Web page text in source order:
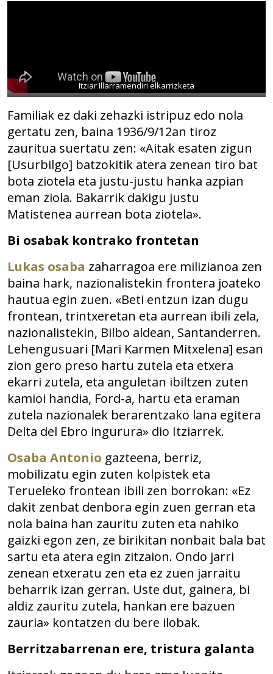
Itziar Illarramendiri elkarrizketa
Familiak ez daki zehazki istripuz edo nola
gertatu zen, baina 1936/9/12an tiroz
zauritua suertatu zen: «Aitak esaten zigun
[Usurbilgo] batzokitik atera zenean tiro bat
bota ziotela eta justu-justu hanka azpian
eman ziola. Bakarrik dakigu justu
Matistenea aurrean bota ziotela».
Bi osabak kontrako frontetan
Lukas osaba zaharragoa ere milizianoa zen
baina hark, nazionalistekin frontera joateko
hautua egin zuen. «Beti entzun izan dugu
frontean, trintxeretan eta aurrean ibili zela,
nazionalistekin, Bilbo aldean, Santanderren.
Lehengusuari [Mari Karmen Mitxelena] esan
zion gero preso hartu zutela eta etxera
ekarri zutela, eta anguletan ibiltzen zuten
kamioi handia, Ford-a, hartu eta eraman
zutela nazionalek berarentzako lana egitera
Delta del Ebro ingurura» dio Itziarrek.
Osaba Antonio gazteena, berriz,
mobilizatu egin zuten kolpistek eta
Terueleko frontean ibili zen borrokan: «Ez
dakit zenbat denbora egin zuen gerran eta
nola baina han zauritu zuten eta nahiko
gaizki egon zen, ze birikitan nonbait bala bat
sartu eta atera egin zitzaion. Ondo jarri
zenean etxeratu zen eta ez zuen jarraitu
beharrik izan gerran. Uste dut, gainera, bi
aldiz zauritu zutela, hankan ere bazuen
zauria» kontatzen du bere ilobak.
Berritzabarrenan ere, tristura galanta